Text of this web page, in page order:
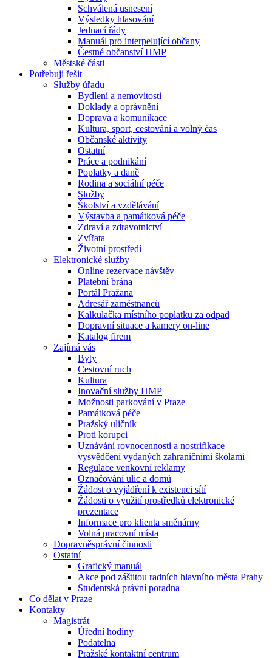
Schválená usnesení
Výsledky hlasování
Jednací řády
Manuál pro interpelující občany
Čestné občanství HMP
Městské části
Potřebuji řešit
Služby úřadu
Bydlení a nemovitosti
Doklady a oprávnění
Doprava a komunikace
Kultura, sport, cestování a volný čas
Občanské aktivity
Ostatní
Práce a podnikání
Poplatky a daně
Rodina a sociální péče
Služby
Školství a vzdělávání
Výstavba a památková péče
Zdraví a zdravotnictví
Zvířata
Životní prostředí
Elektronické služby
Online rezervace návštěv
Platební brána
Portál Pražana
Adresář zaměstnanců
Kalkulačka místního poplatku za odpad
Dopravní situace a kamery on-line
Katalog firem
Zajímá vás
Byty
Cestovní ruch
Kultura
Inovační služby HMP
Možnosti parkování v Praze
Památková péče
Pražský uličník
Proti korupci
Uznávání rovnocennosti a nostrifikace
vysvědčení vydaných zahraničními školami
Regulace venkovní reklamy
Označování ulic a domů
Žádost o vyjádření k existenci sítí
Žádosti o využití prostředků elektronické
prezentace
Informace pro klienta směnárny
Volná pracovní místa
Dopravněsprávní činnosti
Ostatní
Grafický manuál
Akce pod záštitou radních hlavního města Prahy
Studentská právní poradna
Co dělat v Praze
Kontakty
Magistrát
Úřední hodiny
Podatelna
Pražské kontaktní centrum